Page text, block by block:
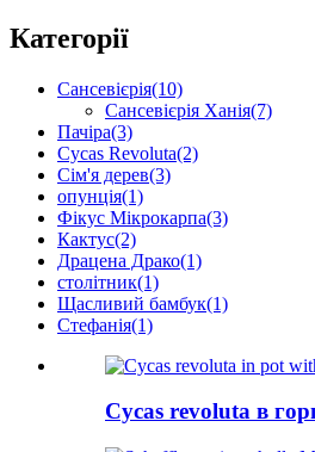
Категорії
Сансевієрія(10)
Сансевієрія Ханія(7)
Пачіра(3)
Cycas Revoluta(2)
Сім'я дерев(3)
опунція(1)
Фікус Мікрокарпа(3)
Кактус(2)
Драцена Драко(1)
столітник(1)
Щасливий бамбук(1)
Стефанія(1)
Cycas revoluta в